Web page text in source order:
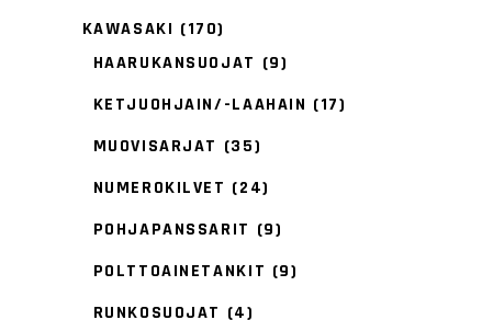
KAWASAKI (170)
HAARUKANSUOJAT (9)
KETJUOHJAIN/-LAAHAIN (17)
MUOVISARJAT (35)
NUMEROKILVET (24)
POHJAPANSSARIT (9)
POLTTOAINETANKIT (9)
RUNKOSUOJAT (4)